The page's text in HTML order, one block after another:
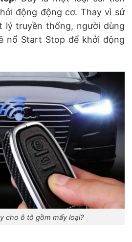
động động cơ. Thay vì sử
lý truyền thống, người dùng
nổ Start Stop để khởi động
cho ô tô gồm mấy loại?